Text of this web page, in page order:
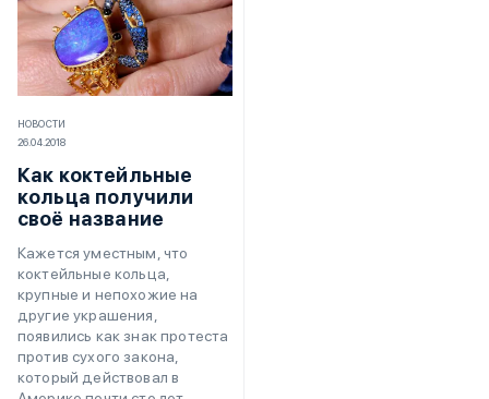
НОВОСТИ
26.04.2018
Как коктейльные
кольца получили
своё название
Кажется уместным, что
коктейльные кольца,
крупные и непохожие на
другие украшения,
появились как знак протеста
против сухого закона,
который действовал в